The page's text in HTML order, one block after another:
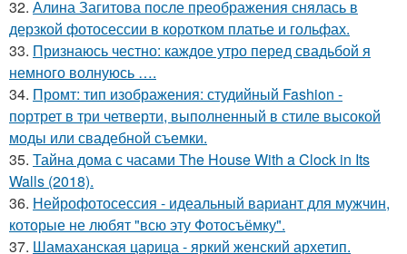
32. Алина Загитова после преображения снялась в
дерзкой фотосессии в коротком платье и гольфах.
33. Признаюсь честно: каждое утро перед свадьбой я
немного волнуюсь ….
34. Промт: тип изображения: студийный Fashion -
портрет в три четверти, выполненный в стиле высокой
моды или свадебной съемки.
35. Тайна дома с часами The House With a Clock in Its
Walls (2018).
36. Нейрофотосессия - идеальный вариант для мужчин,
которые не любят "всю эту Фотосъёмку".
37. Шамаханская царица - яркий женский архетип.